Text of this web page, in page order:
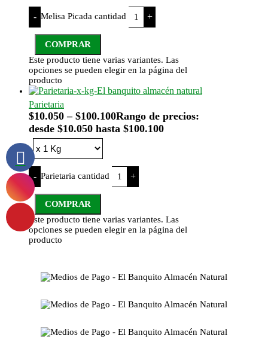
- Melisa Picada cantidad +
COMPRAR
Este producto tiene varias variantes. Las
opciones se pueden elegir en la página del
producto
Parietaria
$10.050 – $100.100Rango de precios:
desde $10.050 hasta $100.100
- Parietaria cantidad +
COMPRAR
Este producto tiene varias variantes. Las
opciones se pueden elegir en la página del
producto